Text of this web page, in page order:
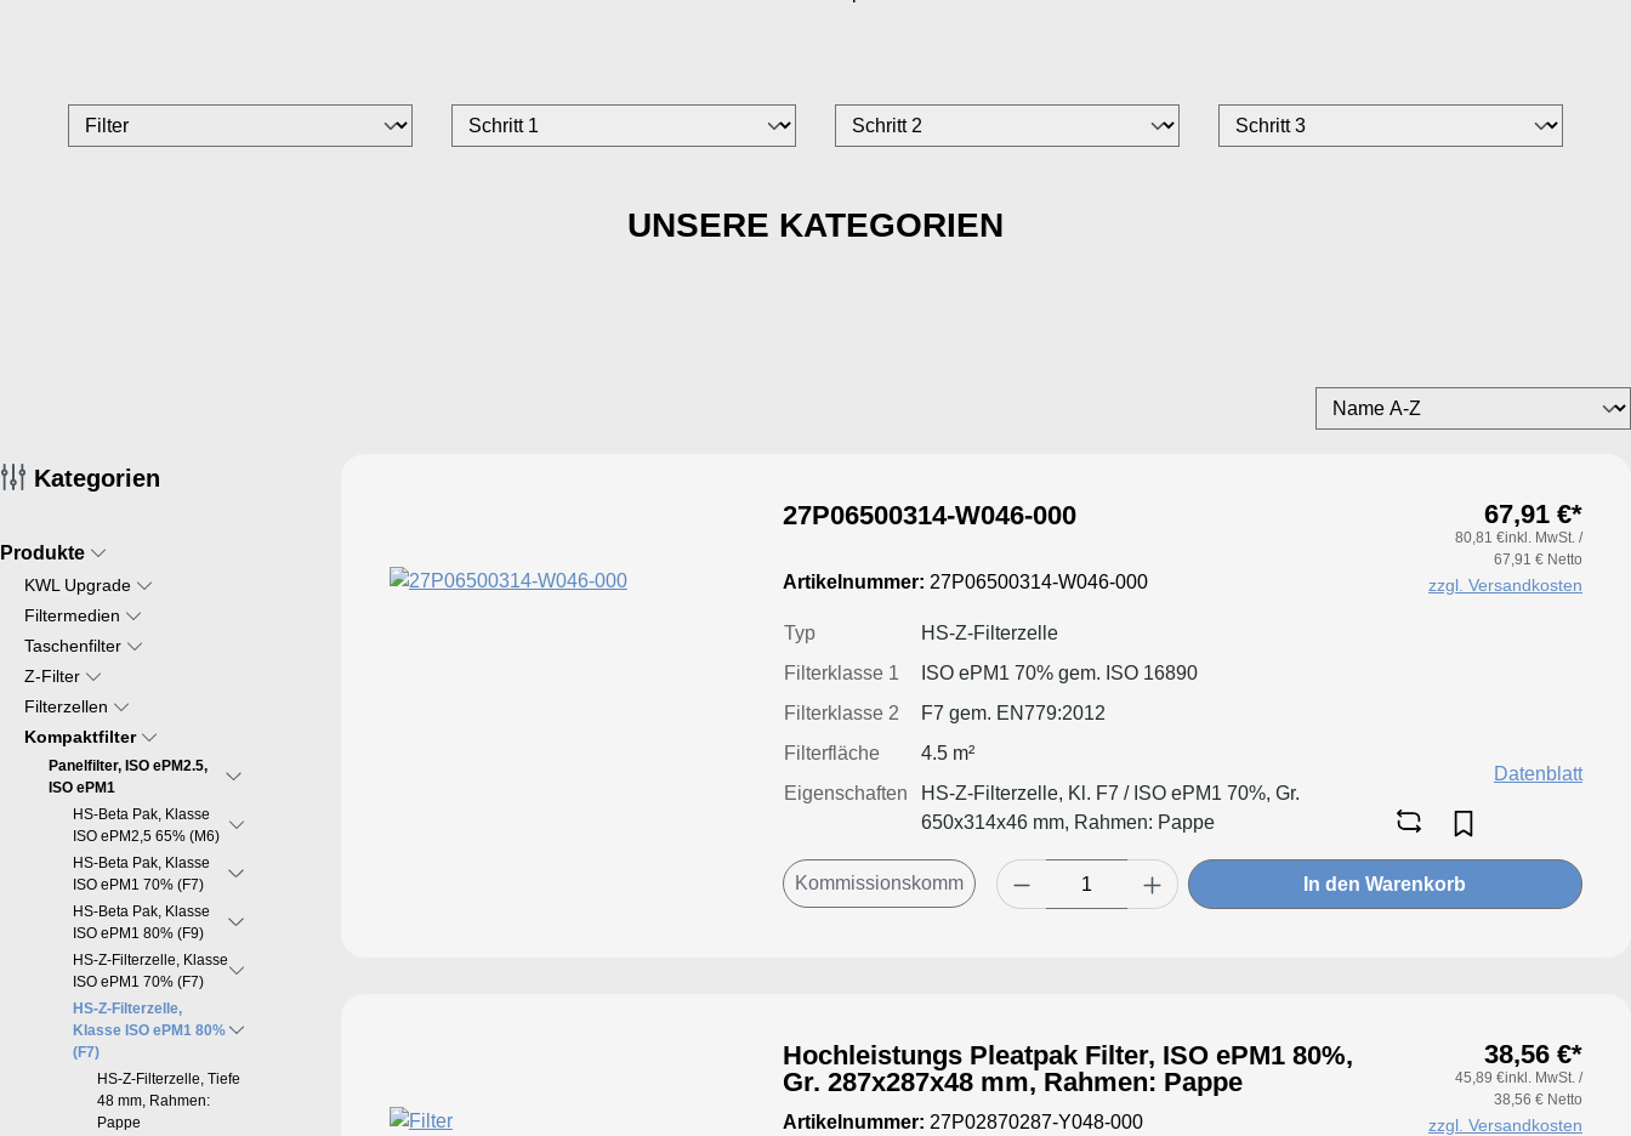
UNSERE KATEGORIEN
Kategorien
Produkte
KWL Upgrade
Filtermedien
Taschenfilter
Z-Filter
Filterzellen
Kompaktfilter
Panelfilter, ISO ePM2.5,
ISO ePM1
HS-Beta Pak, Klasse
ISO ePM2,5 65% (M6)
HS-Beta Pak, Klasse
ISO ePM1 70% (F7)
HS-Beta Pak, Klasse
ISO ePM1 80% (F9)
HS-Z-Filterzelle, Klasse
ISO ePM1 70% (F7)
HS-Z-Filterzelle,
Klasse ISO ePM1 80%
(F7)
HS-Z-Filterzelle, Tiefe
48 mm, Rahmen:
Pappe
27P06500314-W046-000
Artikelnummer: 27P06500314-W046-000
Typ
HS-Z-Filterzelle
Filterklasse 1
ISO ePM1 70% gem. ISO 16890
Filterklasse 2
F7 gem. EN779:2012
Filterfläche
4.5 m²
Eigenschaften
HS-Z-Filterzelle, Kl. F7 / ISO ePM1 70%, Gr.
650x314x46 mm, Rahmen: Pappe
67,91 €*
80,81 €inkl. MwSt. /
67,91 € Netto
zzgl. Versandkosten
Datenblatt
In den Warenkorb
Hochleistungs Pleatpak Filter, ISO ePM1 80%,
Gr. 287x287x48 mm, Rahmen: Pappe
Artikelnummer: 27P02870287-Y048-000
38,56 €*
45,89 €inkl. MwSt. /
38,56 € Netto
zzgl. Versandkosten